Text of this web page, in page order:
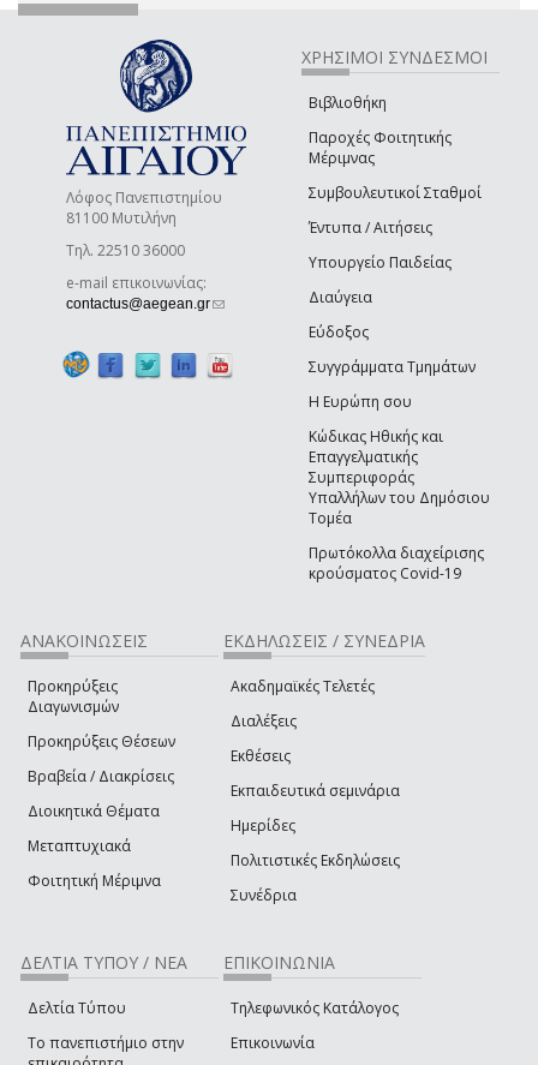
Λόφος Πανεπιστημίου
81100 Μυτιλήνη
Τηλ. 22510 36000
e-mail επικοινωνίας:
contactus@aegean.gr(link sends e-mail)
ΧΡΗΣΙΜΟΙ ΣΥΝΔΕΣΜΟΙ
Βιβλιοθήκη
Παροχές Φοιτητικής
Μέριμνας
Συμβουλευτικοί Σταθμοί
Έντυπα / Αιτήσεις
Υπουργείο Παιδείας
Διαύγεια
Εύδοξος
Συγγράμματα Τμημάτων
Η Ευρώπη σου
Κώδικας Ηθικής και
Επαγγελματικής
Συμπεριφοράς
Υπαλλήλων του Δημόσιου
Τομέα
Πρωτόκολλα διαχείρισης
κρούσματος Covid-19
ΑΝΑΚΟΙΝΩΣΕΙΣ
Προκηρύξεις
Διαγωνισμών
Προκηρύξεις Θέσεων
Βραβεία / Διακρίσεις
Διοικητικά Θέματα
Μεταπτυχιακά
Φοιτητική Μέριμνα
ΕΚΔΗΛΩΣΕΙΣ / ΣΥΝΕΔΡΙΑ
Ακαδημαϊκές Τελετές
Διαλέξεις
Εκθέσεις
Εκπαιδευτικά σεμινάρια
Ημερίδες
Πολιτιστικές Εκδηλώσεις
Συνέδρια
ΔΕΛΤΙΑ ΤΥΠΟΥ / ΝΕΑ
Δελτία Τύπου
Το πανεπιστήμιο στην
ΕΠΙΚΟΙΝΩΝΙΑ
Τηλεφωνικός Κατάλογος
Επικοινωνία